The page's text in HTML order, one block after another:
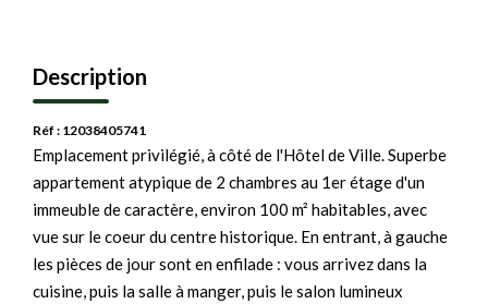
Description
Réf : 12038405741
Emplacement privilégié, à côté de l'Hôtel de Ville. Superbe
appartement atypique de 2 chambres au 1er étage d'un
immeuble de caractère, environ 100 m² habitables, avec
vue sur le coeur du centre historique. En entrant, à gauche
les pièces de jour sont en enfilade : vous arrivez dans la
cuisine, puis la salle à manger, puis le salon lumineux